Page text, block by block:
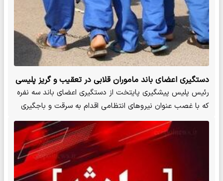
دستگیری اعضای باند ماموران قلابی در تعقیب و گریز پلیسی
رئیس پلیس پیشگیری پایتخت از دستگیری اعضای باند سه نفره
که با غصب عنوان نیروهای انتظامی اقدام به سرقت و باجگیری
از…